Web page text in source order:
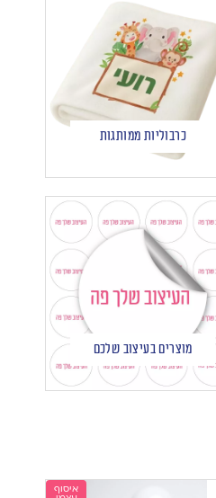
כרבוליות ממותגות
מוצרים בעיצוב שלכם
איסוף